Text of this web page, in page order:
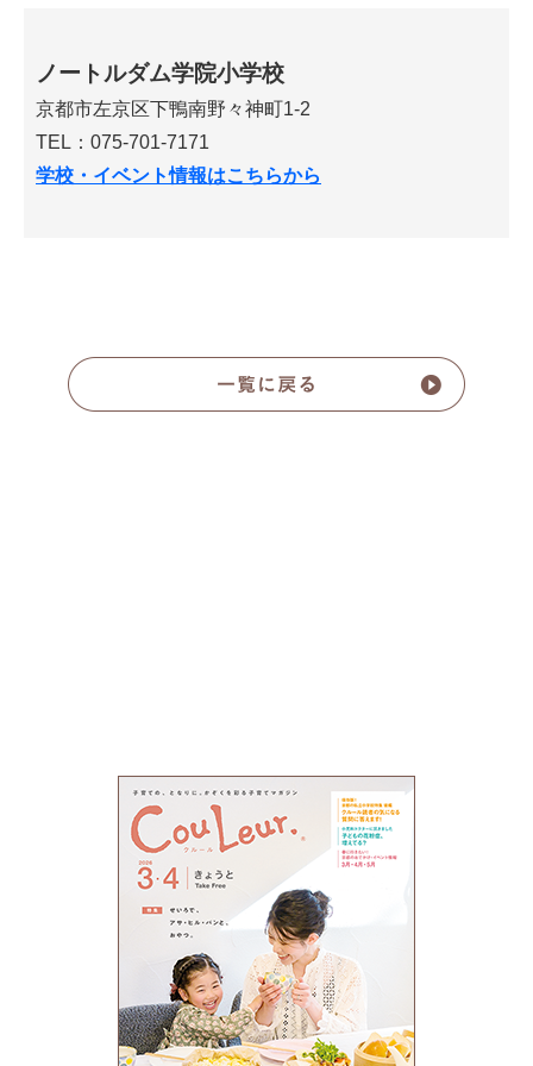
ノートルダム学院小学校
京都市左京区下鴨南野々神町1-2
TEL：075-701-7171
学校・イベント情報はこちらから